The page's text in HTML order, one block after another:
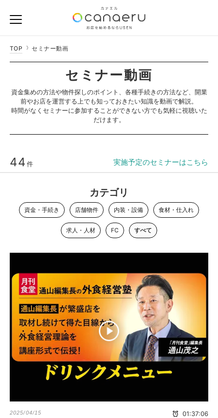
TOP セミナー動画
セミナー動画
資金集めの方法や物件探しのポイント、各種手続きの方法など、 開業
前やお店を運営する上でも知っておきたい知識を動画で解説。
時間がなくセミナーに参加することができない方でも気軽に視聴いた
だけます。
44 件 実施予定のセミナーはこちら
カテゴリ
資金・手続き 店舗物件 内装・設備 食材・仕入れ
求人・人材 FC すべて
2025/04/15 01:37:06